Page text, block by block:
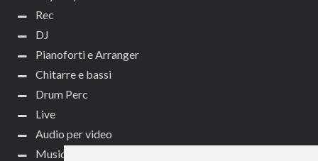
Rec
DJ
Pianoforti e Arranger
Chitarre e bassi
Drum Perc
Live
Audio per video
Music Life